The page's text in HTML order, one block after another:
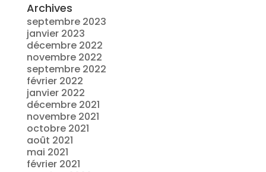
Archives
septembre 2023
janvier 2023
décembre 2022
novembre 2022
septembre 2022
février 2022
janvier 2022
décembre 2021
novembre 2021
octobre 2021
août 2021
mai 2021
février 2021